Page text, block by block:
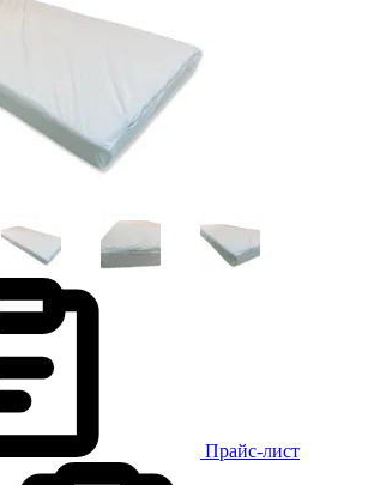
Прайс-лист